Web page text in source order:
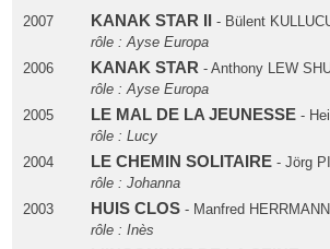
2007 KANAK STAR II
- Bülent
rôle : Ayse Europa
2006
KANAK STAR - Anthony LEW
rôle : Ayse Europa
2005
LE MAL DE LA JEUNESSE-
rôle : Lucy
2004
LE CHEMIN SOLITAIRE - Jörg
rôle : Johanna
2003
HUIS CLOS- Manfred HERRMANN
rôle : Inès